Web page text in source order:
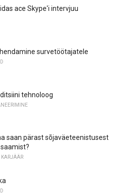
ace Skype'i intervjuu
survetöötajatele
tehnoloog
saan pärast sõjaväeteenistusest
KARJÄÄR